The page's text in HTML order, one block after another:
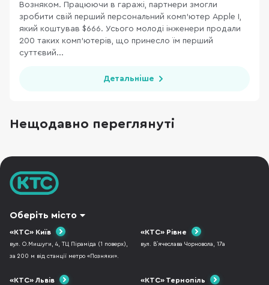
Возняком. Працюючи в гаражі, партнери змогли
зробити свій перший персональний комп’ютер Apple I,
який коштував $666. Усього молоді інженери продали
200 таких комп’ютерів, що принесло їм перший
суттєвий...
Детальніше
Нещодавно переглянуті
Оберіть місто
«КТС» Київ
вул. О.Мишуги, 4, ТЦ Піраміда (1 поверх),
за 200 м від станції метро «Позняки».
«КТС» Рівне
вул. В`ячеслава Чорновола, 17а
«КТС» Львів «КТС» Тернопіль